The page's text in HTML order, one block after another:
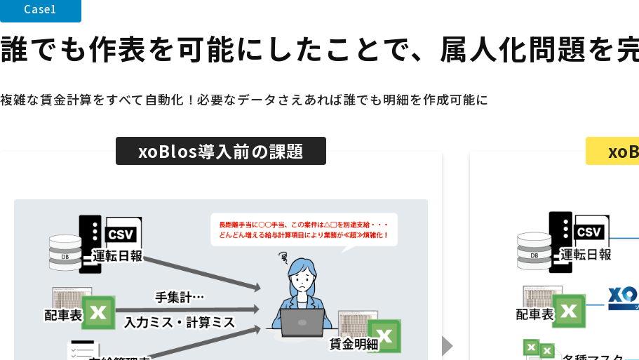
Case1
誰でも作表を可能にしたことで、属人化問題を
複雑な賃金計算をすべて自動化！必要なデータさえあれば誰でも明細を作成可能に
xoBlos導入前の課題